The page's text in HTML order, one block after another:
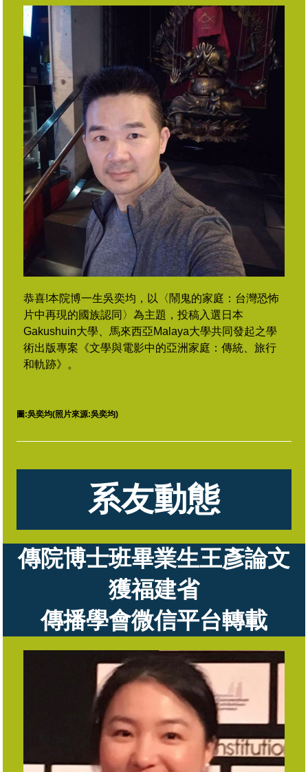
恭喜!本院博一生吳奕均，以〈鬧鬼的家庭：台灣恐怖
片中再現的國族認同〉為主題，投稿入選日本
Gakushuin大學、馬來西亞Malaya大學共同發起之學
術出版專案《文學與電影中的亞洲家庭：傳統、旅行
和軌跡》。
圖:吳奕均(照片來源:吳奕均)
系友動態
傳院博士班畢業生王彥論文
獲福建省
傳播學會微信平台轉載